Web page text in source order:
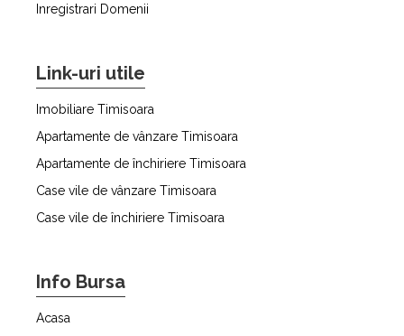
Inregistrari Domenii
Link-uri utile
Imobiliare Timisoara
Apartamente de vânzare Timisoara
Apartamente de închiriere Timisoara
Case vile de vânzare Timisoara
Case vile de închiriere Timisoara
Info Bursa
Acasa